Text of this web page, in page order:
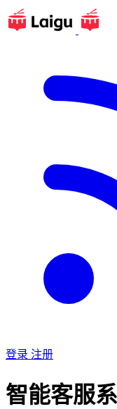
登录 注册
智能客服